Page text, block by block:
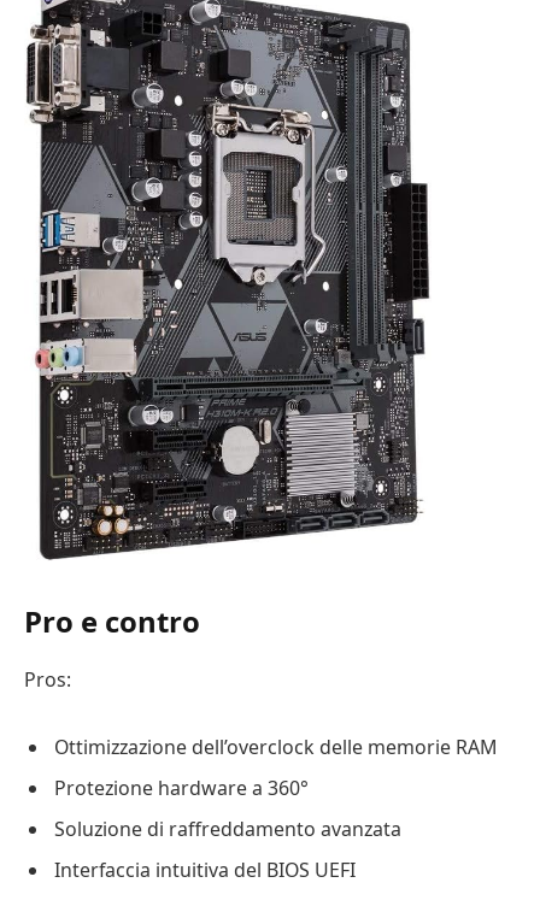
Pro e contro
Pros:
Ottimizzazione dell’overclock delle memorie RAM
Protezione hardware a 360°
Soluzione di raffreddamento avanzata
Interfaccia intuitiva del BIOS UEFI